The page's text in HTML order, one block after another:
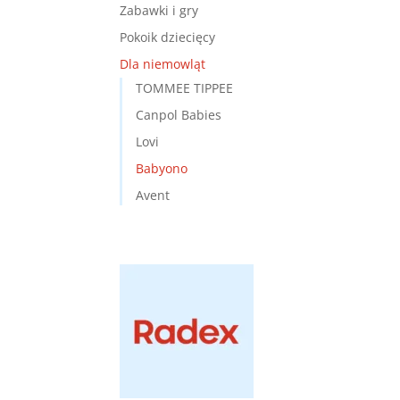
Zabawki i gry
Pokoik dziecięcy
Dla niemowląt
TOMMEE TIPPEE
Canpol Babies
Lovi
Babyono
Avent